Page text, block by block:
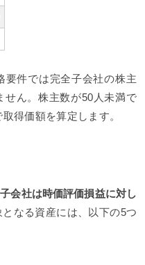
要件では完全子会社の株主
せん。株主数が50人未満で
得価額を算定します。
会社は時価評価損益に対し
なる資産には、以下の5つ